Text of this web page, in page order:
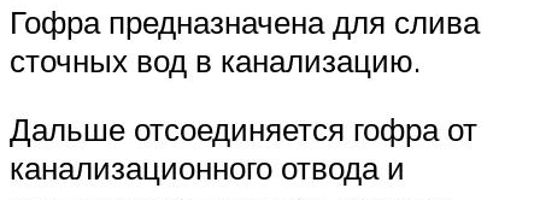
Гофра предназначена для слива
сточных вод в канализацию.
Дальше отсоединяется гофра от
канализационного отвода и